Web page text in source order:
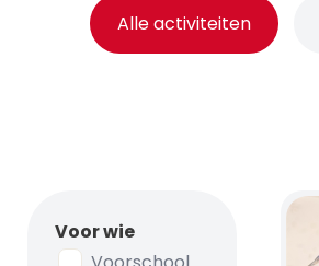
Alle activiteiten
Voor wie